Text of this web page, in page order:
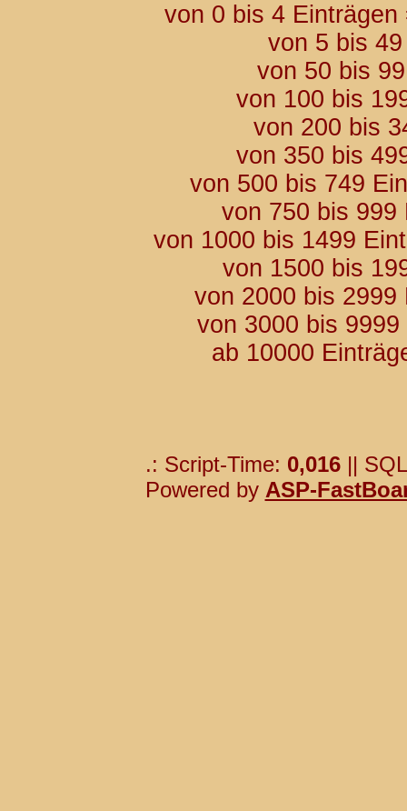
von 0 bis 4
von 5 bis
von 50 bis
von 100 bis
von 200 bis
von 350 bis
von 500 bis 749
von 750 bis
von 1000 bis 1499
von 1500 bis
von 2000 bis
von 3000 bis
ab 10000
.: Script-Time: 0,016||
Powered by ASP-